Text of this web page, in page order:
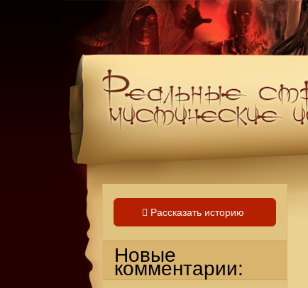
Рассказать историю
Новые
комментарии: